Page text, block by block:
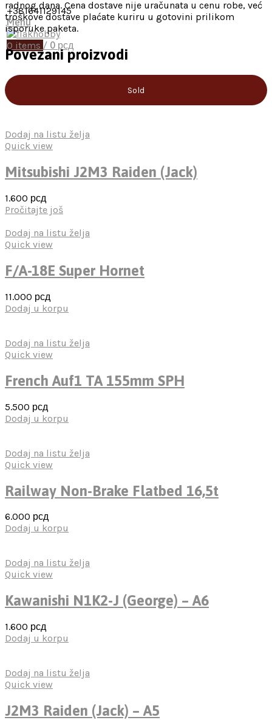
+381641129145
Menu
0 items / 0 рсд
radnog dana. Cena dostave nije uračunata u cenu robe, već
troškove dostave plaćate kuriru u gotovini prilikom
isporuke paketa.
Povezani proizvodi
Sold
Dodaj na listu želja
Quick view
Mitsubishi J2M3 Raiden (Jack)
1.600 рсд
Pročitajte još
Dodaj na listu želja
Quick view
F/A-18E Super Hornet
11.000 рсд
Dodaj u korpu
Dodaj na listu želja
Quick view
French Auf1 TA 155mm SPH
5.500 рсд
Dodaj u korpu
Dodaj na listu želja
Quick view
Railway Non-Brake Flatbed 16,5t
6.000 рсд
Dodaj u korpu
Dodaj na listu želja
Quick view
Kawanishi N1K2-J (George) – A6
1.600 рсд
Dodaj u korpu
Dodaj na listu želja
Quick view
J2M3 Raiden (Jack) – A5